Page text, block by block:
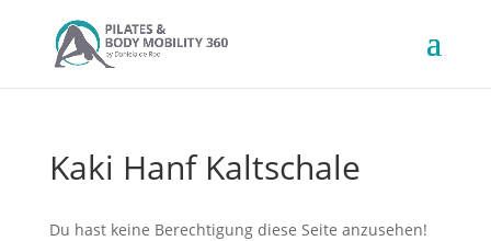
Kaki Hanf Kaltschale
Du hast keine Berechtigung diese Seite anzusehen!